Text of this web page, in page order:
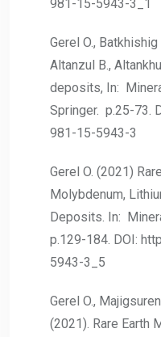
981-15-5943-3_1
Gerel O.,
Altanzul B.,
deposits, In:
Springer. p.25-73.
981-15-5943-3
Gerel O. (2021)
Molybdenum,
Deposits. In:
p.129-184. DOI:
5943-3_5
Gerel O.,
(2021). Rare Earth